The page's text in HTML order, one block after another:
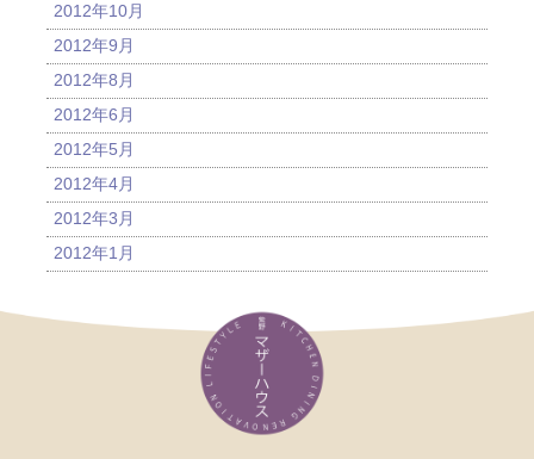
2012年10月
2012年9月
2012年8月
2012年6月
2012年5月
2012年4月
2012年3月
2012年1月